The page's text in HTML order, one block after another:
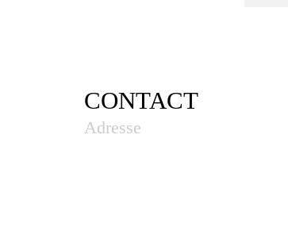
CONTACT
Adresse